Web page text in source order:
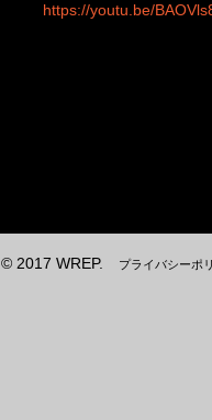
https://youtu.be/
© 2017 WREP. プライバシーポ